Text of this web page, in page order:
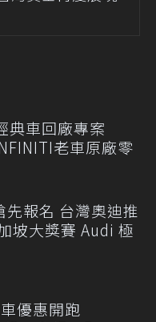
典車回廠專案
老車原廠零
報名 台灣奧迪推
坡大獎賽 Audi 極
優惠開跑